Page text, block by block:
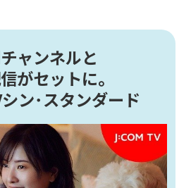
ャンネルと
がセットに。
ン･スタンダード